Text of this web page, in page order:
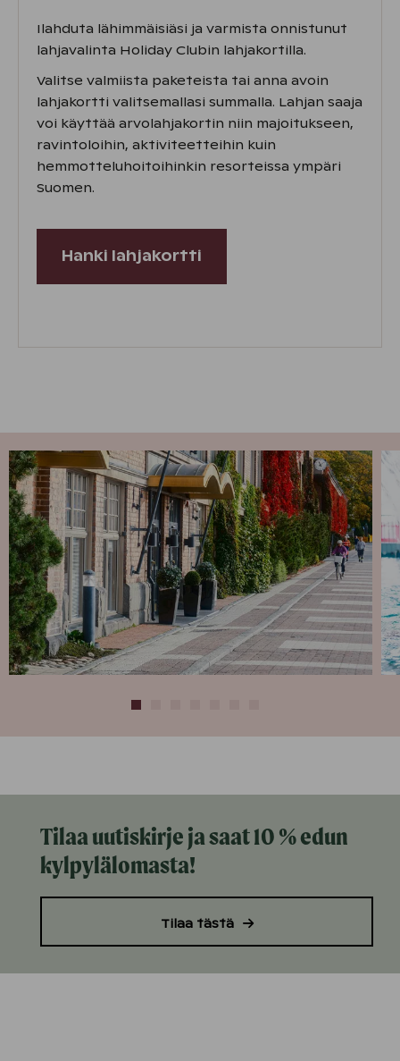
Ilahduta lähimmäisiäsi ja varmista onnistunut
lahjavalinta Holiday Clubin lahjakortilla.
Valitse valmiista paketeista tai anna avoin
lahjakortti valitsemallasi summalla. Lahjan saaja
voi käyttää arvolahjakortin niin majoitukseen,
ravintoloihin, aktiviteetteihin kuin
hemmotteluhoitoihinkin resorteissa ympäri
Suomen.
Hanki lahjakortti
Tilaa uutiskirje ja saat 10 % edun
kylpylälomasta!
Tilaa tästä